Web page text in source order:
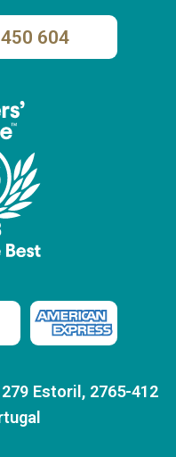
604
Estoril, 2765-412